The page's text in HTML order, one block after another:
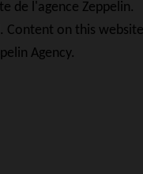
de l'agence Zeppelin.
Content on this
Agency.